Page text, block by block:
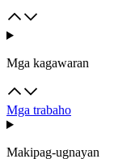
Mga kagawaran
Mga trabaho
Makipag-ugnayan